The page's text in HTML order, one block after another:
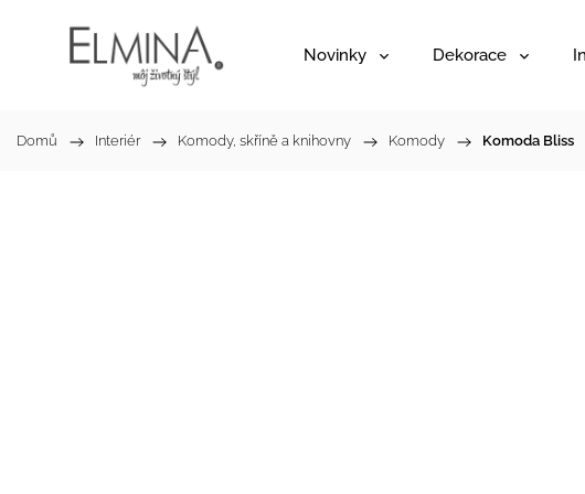
Novinky Dekorace
Domů / Interiér / Komody, skříně a knihovny / Komody / Komoda Bliss